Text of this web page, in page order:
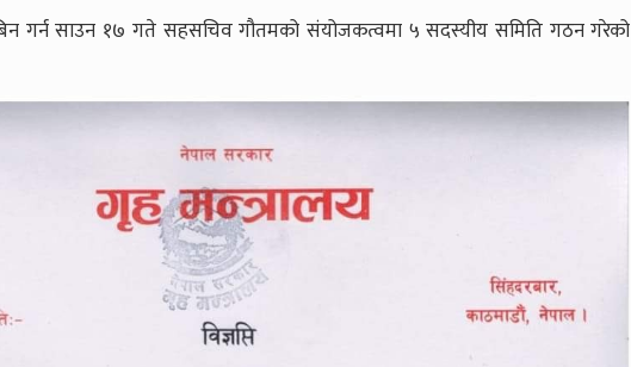
गर्न साउन १७ गते सहसचिव गौतमको संयोजकत्वमा ५ सदस्यीय समिति गठन गरेको